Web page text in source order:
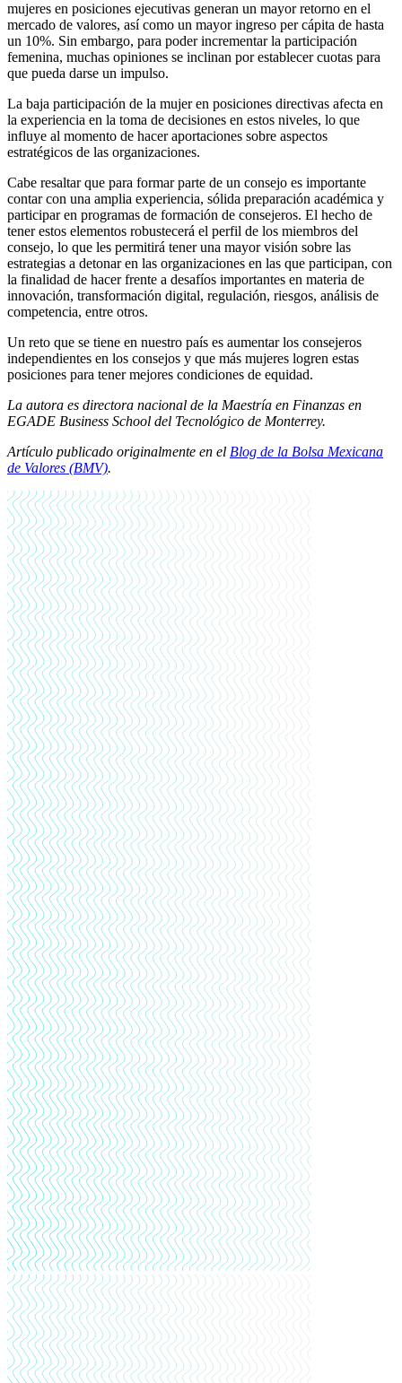
mujeres en posiciones ejecutivas generan un mayor retorno en el
mercado de valores, así como un mayor ingreso per cápita de hasta
un 10%. Sin embargo, para poder incrementar la participación
femenina, muchas opiniones se inclinan por establecer cuotas para
que pueda darse un impulso.
La baja participación de la mujer en posiciones directivas afecta en
la experiencia en la toma de decisiones en estos niveles, lo que
influye al momento de hacer aportaciones sobre aspectos
estratégicos de las organizaciones.
Cabe resaltar que para formar parte de un consejo es importante
contar con una amplia experiencia, sólida preparación académica y
participar en programas de formación de consejeros. El hecho de
tener estos elementos robustecerá el perfil de los miembros del
consejo, lo que les permitirá tener una mayor visión sobre las
estrategias a detonar en las organizaciones en las que participan, con
la finalidad de hacer frente a desafíos importantes en materia de
innovación, transformación digital, regulación, riesgos, análisis de
competencia, entre otros.
Un reto que se tiene en nuestro país es aumentar los consejeros
independientes en los consejos y que más mujeres logren estas
posiciones para tener mejores condiciones de equidad.
La autora es directora nacional de la Maestría en Finanzas en
EGADE Business School del Tecnológico de Monterrey.
Artículo publicado originalmente en el Blog de la Bolsa Mexicana
de Valores (BMV).